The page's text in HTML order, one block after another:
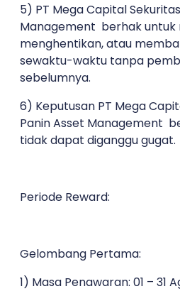
5) PT Mega Capital
Management berhak untuk
menghentikan, atau
sewaktu-waktu tanpa
sebelumnya.
6) Keputusan PT Mega
Panin Asset Management
tidak dapat diganggu gugat.
Periode Reward:
Gelombang Pertama:
1) Masa Penawaran: 01 – 31